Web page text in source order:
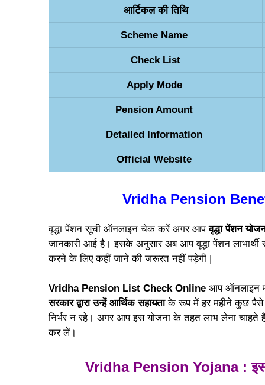
आर्टिकल की तिथि
Scheme Name
Check List
Apply Mode
Pension Amount
Detailed Information
Official Website
Vridha Pension
वृद्धा पेंशन सूची ऑनलाइन चेक करें अगर आपवृद्धा पेंशन
जानकारी आई है। इसके अनुसार अब आप वृद्धा पेंशन
करने के लिए कहीं जाने की जरूरत नहीं पड़ेगी |
Vridha Pension List Check Online आप ऑनलाइन
सरकार द्वारा उन्हें आर्थिक सहायताके रूप में हर महीने कुछ पैसे
निर्भर न रहे। अगर आप इस योजना के तहत लाभ लेना
कर लें।
Vridha Pension Yojana : इस